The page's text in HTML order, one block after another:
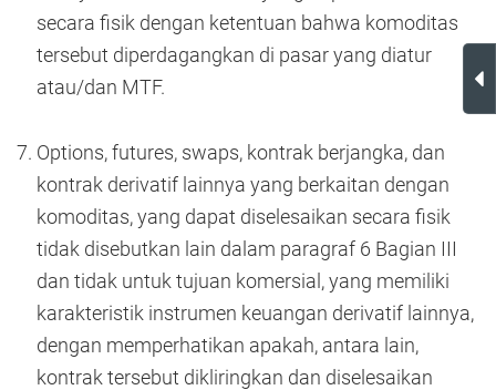
secara fisik dengan ketentuan bahwa komoditas
tersebut diperdagangkan di pasar yang diatur
atau/dan MTF.
Options, futures, swaps, kontrak berjangka, dan
kontrak derivatif lainnya yang berkaitan dengan
komoditas, yang dapat diselesaikan secara fisik
tidak disebutkan lain dalam paragraf 6 Bagian III
dan tidak untuk tujuan komersial, yang memiliki
karakteristik instrumen keuangan derivatif lainnya,
dengan memperhatikan apakah, antara lain,
kontrak tersebut dikliringkan dan diselesaikan